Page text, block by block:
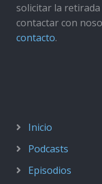
solicitar la
contactar con
contacto.
Inicio
Podcasts
Episodios